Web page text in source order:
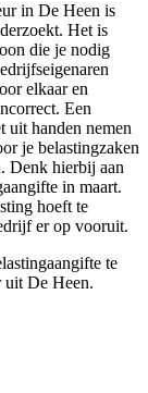
in De Heen is
Het is
die je nodig
elkaar en
Een
uit handen nemen
je belastingzaken
Denk hierbij aan
in maart.
hoeft te
er op vooruit.
te
uit De Heen.